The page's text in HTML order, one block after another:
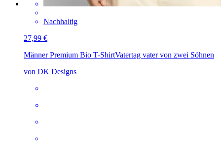
Nachhaltig
27,99 €
Männer Premium Bio T-ShirtVatertag vater von zwei Söhnen
von DK Designs